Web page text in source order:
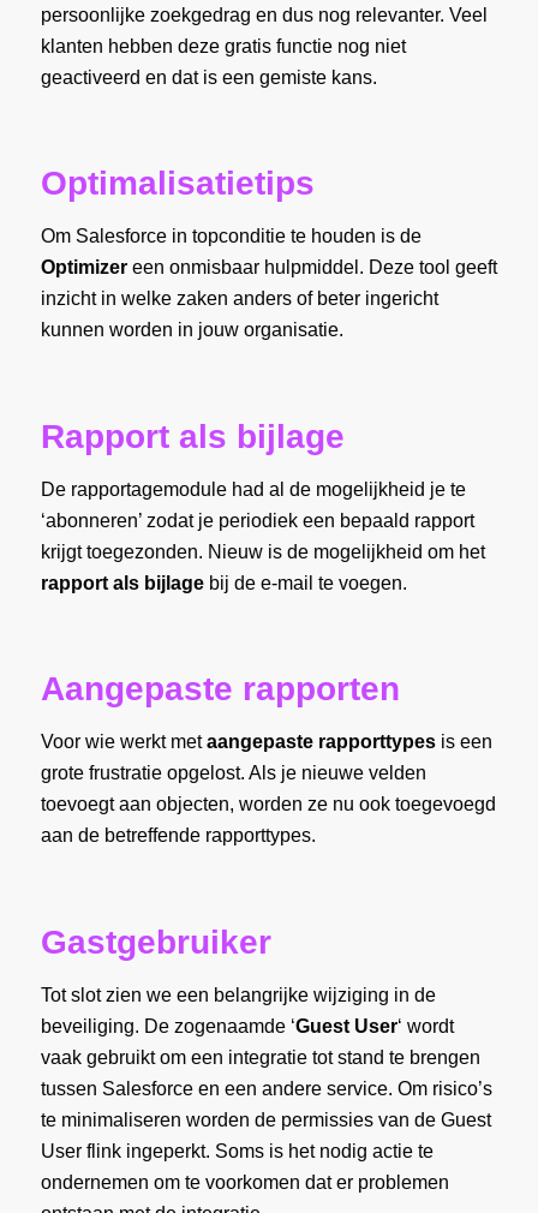
persoonlijke zoekgedrag en dus nog relevanter. Veel
klanten hebben deze gratis functie nog niet
geactiveerd en dat is een gemiste kans.
Optimalisatietips
Om Salesforce in topconditie te houden is de
Optimizer een onmisbaar hulpmiddel. Deze tool geeft
inzicht in welke zaken anders of beter ingericht
kunnen worden in jouw organisatie.
Rapport als bijlage
De rapportagemodule had al de mogelijkheid je te
‘abonneren’ zodat je periodiek een bepaald rapport
krijgt toegezonden. Nieuw is de mogelijkheid om het
rapport als bijlage bij de e-mail te voegen.
Aangepaste rapporten
Voor wie werkt metaangepaste rapporttypes is een
grote frustratie opgelost. Als je nieuwe velden
toevoegt aan objecten, worden ze nu ook toegevoegd
aan de betreffende rapporttypes.
Gastgebruiker
Tot slot zien we een belangrijke wijziging in de
beveiliging. De zogenaamde ‘Guest User‘ wordt
vaak gebruikt om een integratie tot stand te brengen
tussen Salesforce en een andere service. Om risico’s
te minimaliseren worden de permissies van de Guest
User flink ingeperkt. Soms is het nodig actie te
ondernemen om te voorkomen dat er problemen